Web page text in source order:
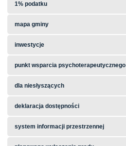
1% podatku
mapa gminy
inwestycje
punkt wsparcia psychoterapeutycznego
dla niesłyszących
deklaracja dostępności
system informacji przestrzennej